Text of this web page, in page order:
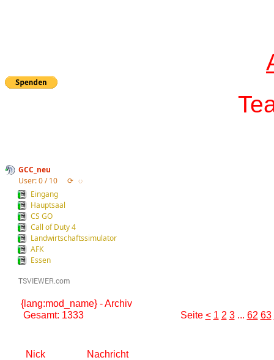
T
GCC_neu
User: 0 / 10
⟳ ◌
Eingang
Hauptsaal
CS GO
Call of Duty 4
Landwirtschaftssimulator
AFK
Essen
{lang:mod_name} - Archiv
Gesamt: 1333
Seite < 1 2 3... 62 63
Nick
Nachricht